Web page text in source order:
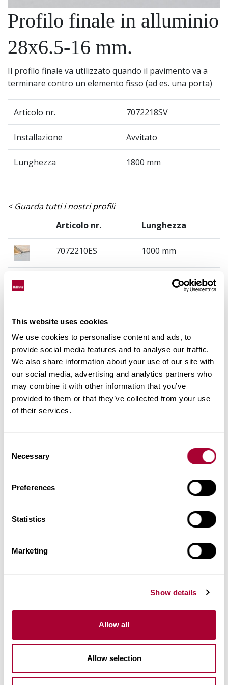
This website uses cookies
We use cookies to personalise content and ads, to
provide social media features and to analyse our traffic.
We also share information about your use of our site with
our social media, advertising and analytics partners who
may combine it with other information that you’ve
provided to them or that they’ve collected from your use
of their services.
Selection
Necessary
Preferences
Statistics
Marketing
Show details
Allow all
Allow selection
Profilo finale in alluminio
28x6.5-16 mm.
Il profilo finale va utilizzato quando il pavimento va a
terminare contro un elemento fisso (ad es. una porta)
Articolo nr. 7072218SV
Installazione Avvitato
Lunghezza 1800 mm
Guarda tutti i nostri profili
Articolo nr.
Lunghezza
7072210ES 1000 mm
1800 mm
7072218SN 1800 mm
7072218ES 1800 mm
7072210SN 1000 mm